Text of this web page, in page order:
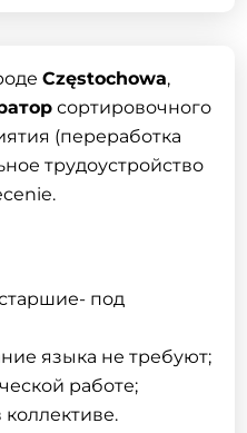
Częstochowa,
сортировочного
(переработка
трудоустройство
под
языка не требуют;
работе;